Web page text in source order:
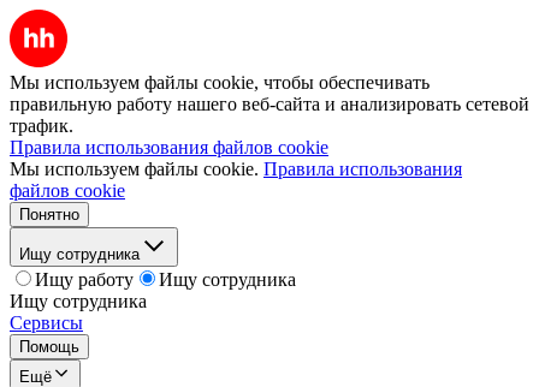
Мы используем файлы cookie, чтобы обеспечивать
правильную работу нашего веб-сайта и анализировать сетевой
трафик.
Правила использования файлов cookie
Мы используем файлы cookie. Правила использования
файлов cookie
Понятно
Ищу сотрудника
Ищу работу
Ищу сотрудника
Ищу сотрудника
Сервисы
Помощь
Ещё